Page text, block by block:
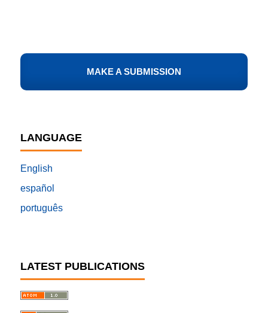
MAKE A SUBMISSION
LANGUAGE
English
español
português
LATEST PUBLICATIONS